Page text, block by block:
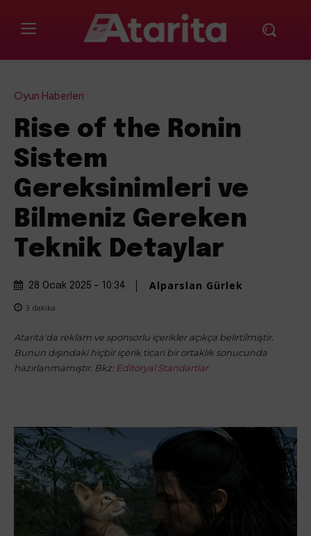
Oyun Haberleri
Rise of the Ronin
Sistem
Gereksinimleri ve
Bilmeniz Gereken
Teknik Detaylar
28 Ocak 2025 - 10:34 Alparslan Gürlek
3 dakika
Atarita'da reklam ve sponsorlu içerikler açıkça belirtilmiştir.
Bunun dışındaki hiçbir içerik ticari bir ortaklık sonucunda
hazırlanmamıştır. Bkz: Editöryal Standartlar